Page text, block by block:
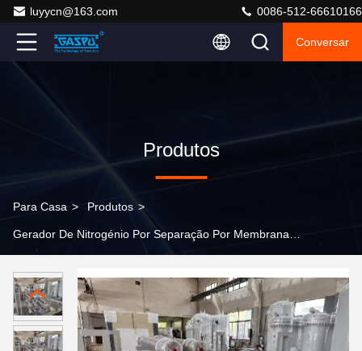
luyycn@163.com 0086-512-66610166
Conversar
Produtos
Para Casa > Produtos >
Gerador De Nitrogénio Por Separação Por Membrana
de Alimentos Gerador de Nitrogênio por Separação
Sistema de Fornecimento de Gás Pressão de 0,6-1,5
MPa